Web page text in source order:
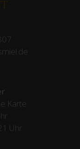
Karte
Uhr